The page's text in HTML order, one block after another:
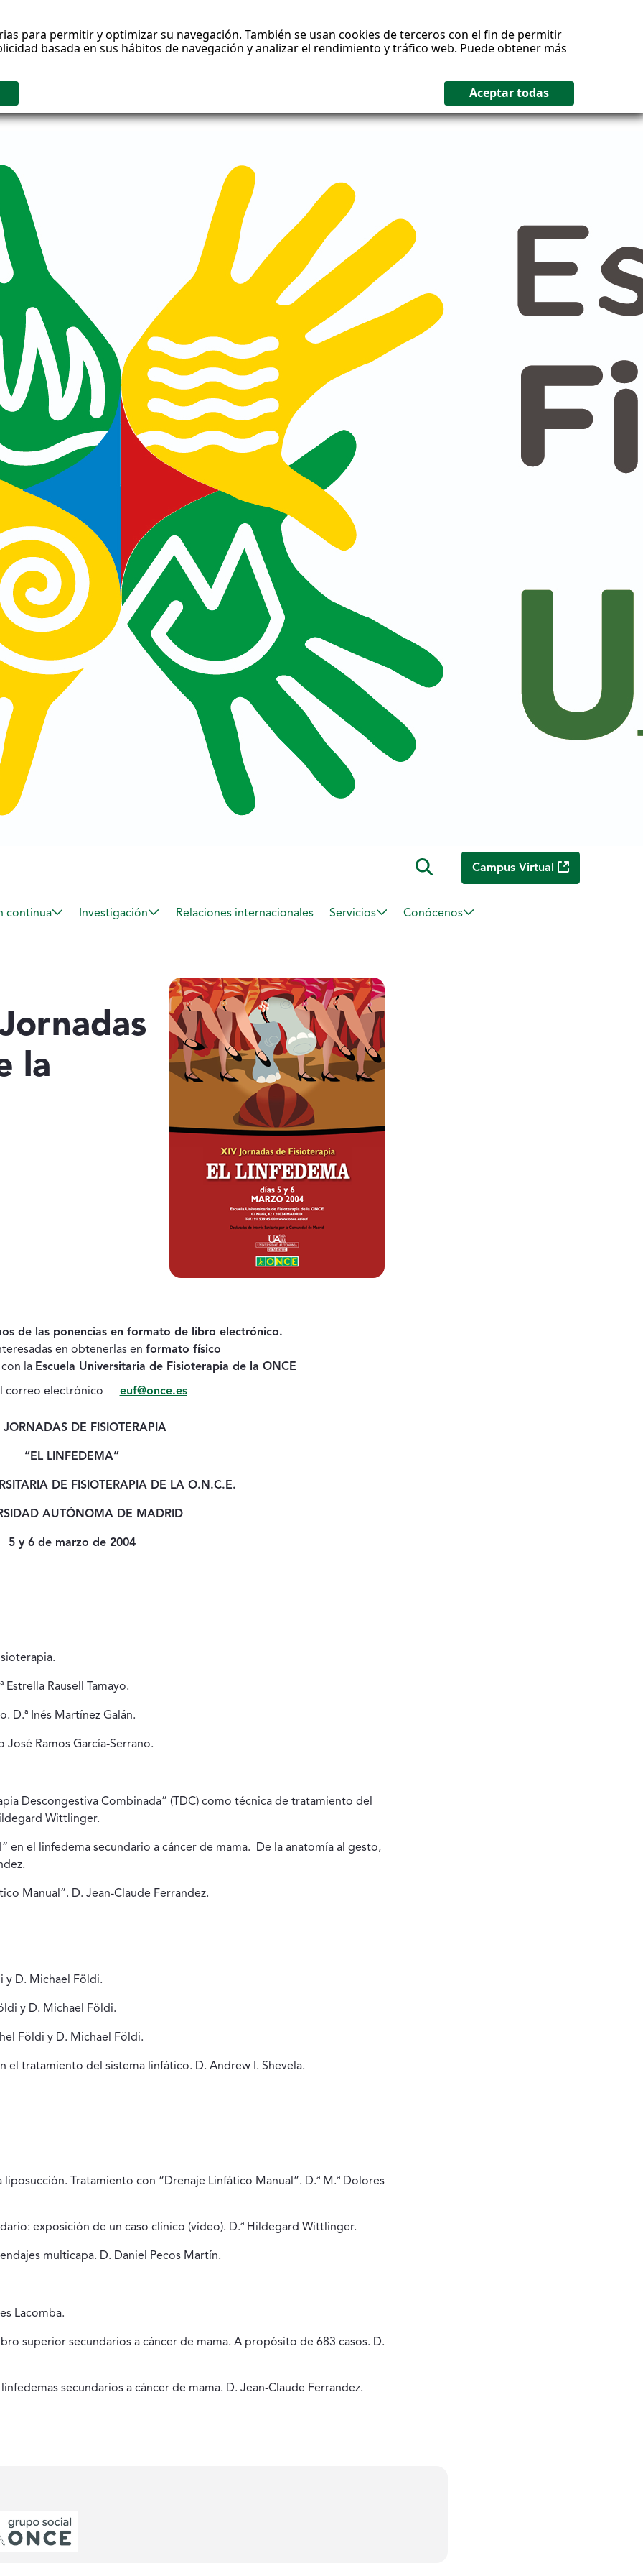
para permitir y optimizar su navegación. También se usan cookies de terceros con el fin de permitir
basada en sus hábitos de navegación y analizar el rendimiento y tráfico web. Puede obtener más
Campus Virtual
continua Investigación Relaciones internacionales Servicios Conócenos
la
de las ponencias en formato de libro electrónico.
en obtenerlas en formato físico
la Escuela Universitaria de Fisioterapia de la ONCE
correo electrónico euf@once.es
JORNADAS DE FISIOTERAPIA
“EL LINFEDEMA”
DE FISIOTERAPIA DE LA O.N.C.E.
AUTÓNOMA DE MADRID
5 y 6 de marzo de 2004
Rausell Tamayo.
D.ª Inés Martínez Galán.
José Ramos García-Serrano.
Descongestiva Combinada” (TDC) como técnica de tratamiento del
Wittlinger.
en el linfedema secundario a cáncer de mama. De la anatomía al gesto,
Manual”. D. Jean-Claude Ferrandez.
y D. Michael Földi.
y D. Michael Földi.
Földi y D. Michael Földi.
tratamiento del sistema linfático. D. Andrew I. Shevela.
Tratamiento con “Drenaje Linfático Manual”. D.ª M.ª Dolores
exposición de un caso clínico (vídeo). D.ª Hildegard Wittlinger.
multicapa. D. Daniel Pecos Martín.
Lacomba.
superior secundarios a cáncer de mama. A propósito de 683 casos. D.
secundarios a cáncer de mama. D. Jean-Claude Ferrandez.